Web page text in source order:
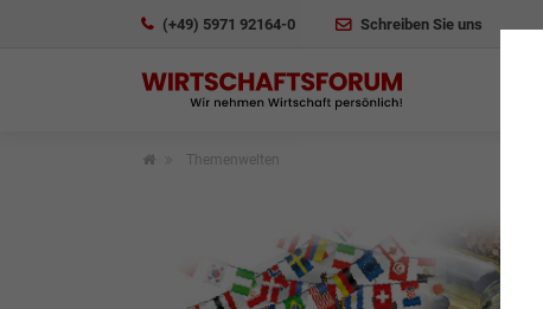
(+49) 5971 92164-0 Schreiben Sie uns
Themenwelten